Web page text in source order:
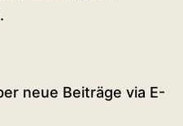
neue Beiträge via E-